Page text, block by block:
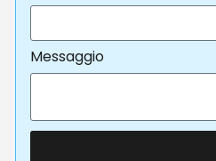
Messaggio